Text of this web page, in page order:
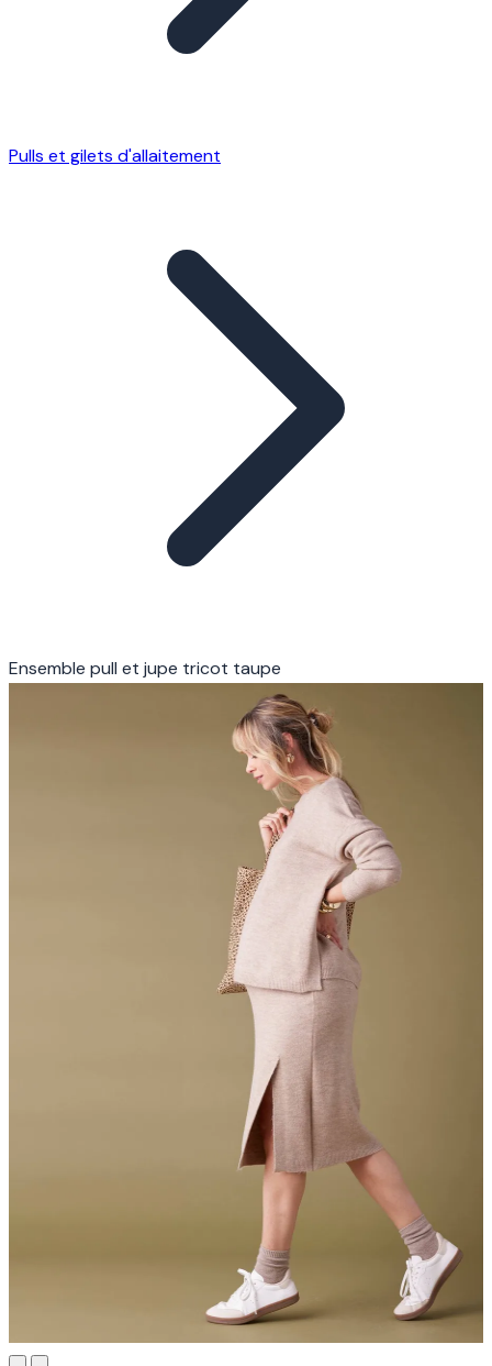
Pulls et gilets d'allaitement
Ensemble pull et jupe tricot taupe